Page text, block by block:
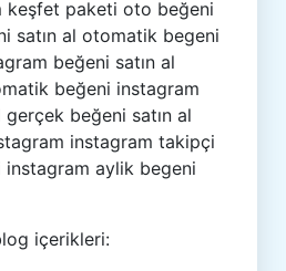
keşfet paketi oto beğeni
satın al otomatik begeni
beğeni satın al
beğeni instagram
beğeni satın al
instagram takipçi
aylik begeni
içerikleri: